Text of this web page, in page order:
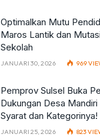
Optimalkan Mutu
Maros Lantik dan
Sekolah
JANUARI 30, 2026 969
Pemprov Sulsel Buka
Dukungan Desa Mandiri
Syarat dan Kategorinya!
JANUARI 25, 2026 823